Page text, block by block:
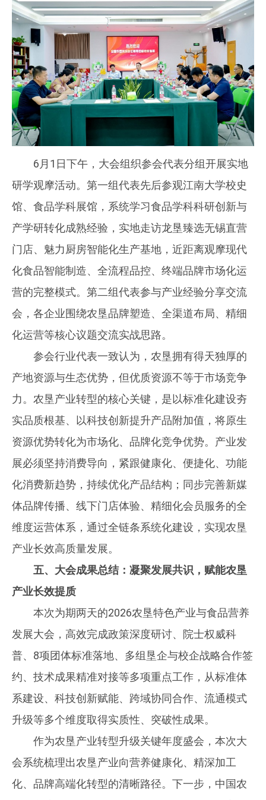
6月1日下午，大会组织参会代表分组开展实地
研学观摩活动。第一组代表先后参观江南大学校史
馆、食品学科展馆，系统学习食品学科科研创新与
产学研转化成熟经验，实地走访龙垦臻选无锡直营
门店、魅力厨房智能化生产基地，近距离观摩现代
化食品智能制造、全流程品控、终端品牌市场化运
营的完整模式。第二组代表参与产业经验分享交流
会，各企业围绕农垦品牌塑造、全渠道布局、精细
化运营等核心议题交流实战思路。
参会行业代表一致认为，农垦拥有得天独厚的
产地资源与生态优势，但优质资源不等于市场竞争
力。农垦产业转型的核心关键，是以标准化建设夯
实品质根基、以科技创新提升产品附加值，将原生
资源优势转化为市场化、品牌化竞争优势。产业发
展必须坚持消费导向，紧跟健康化、便捷化、功能
化消费新趋势，持续优化产品结构；同步完善新媒
体品牌传播、线下门店体验、精细化会员服务的全
维度运营体系，通过全链条系统化建设，实现农垦
产业长效高质量发展。
五、大会成果总结：凝聚发展共识，赋能农垦
产业长效提质
本次为期两天的2026农垦特色产业与食品营养
发展大会，高效完成政策深度研讨、院士权威科
普、8项团体标准落地、多组垦企与校企战略合作签
约、技术成果精准对接等多项重点工作，从标准体
系建设、科技创新赋能、跨域协同合作、流通模式
升级等多个维度取得实质性、突破性成果。
作为农垦产业转型升级关键年度盛会，本次大
会系统梳理出农垦产业向营养健康化、精深加工
化、品牌高端化转型的清晰路径。下一步，中国农